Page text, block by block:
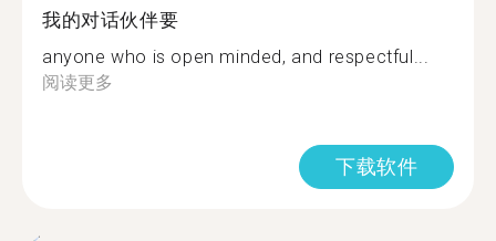
我的对话伙伴要
anyone who is open minded, and respectful...
阅读更多
下载软件